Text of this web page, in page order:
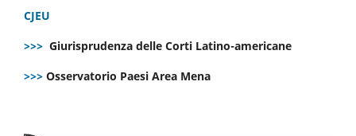
CJEU
>>> Giurisprudenza delle Corti Latino-americane
>>> Osservatorio Paesi Area Mena